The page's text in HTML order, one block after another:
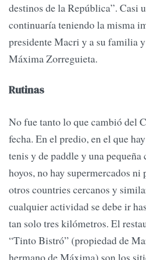
destinos de la República”. Casi
continuaría teniendo la misma
presidente Macri y a su familia
Máxima Zorreguieta.
Rutinas
No fue tanto lo que cambió del
fecha. En el predio, en el que
tenis y de paddle y una pequeña
hoyos, no hay supermercados
otros countries cercanos y
cualquier actividad se debe ir
tan solo tres kilómetros. El
“Tinto Bistró” (propiedad de
hermano de Máxima) son los